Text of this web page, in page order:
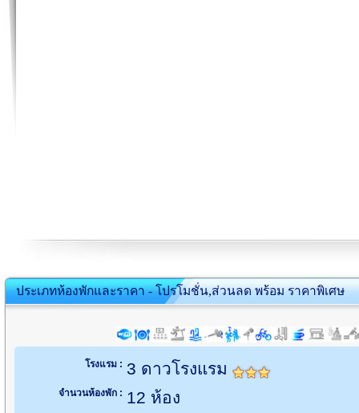
ประเภทห้องพักและราคา - โปรโมชั่น,ส่วนลด พร้อม ราคาพิเศษ
โรงแรม : 3 ดาวโรงแรม
จำนวนห้องพัก : 12 ห้อง